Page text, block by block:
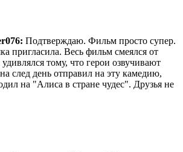
Подтверждаю. Фильм просто супер.
пригласила. Весь фильм смеялся от
тому, что герои озвучивают
след день отправил на эту камедию,
на "Алиса в стране чудес". Друзья не